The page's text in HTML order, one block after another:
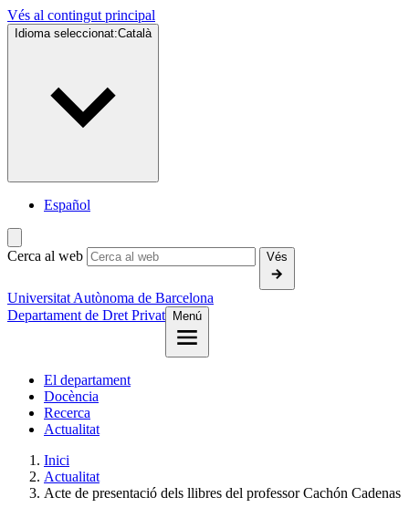
Vés al contingut principal
Idioma seleccionat:Català
Español
Cerca al web Vés
Universitat Autònoma de Barcelona
Departament de Dret Privat
Menú
El departament
Docència
Recerca
Actualitat
Inici
Actualitat
Acte de presentació dels llibres del professor Cachón Cadenas